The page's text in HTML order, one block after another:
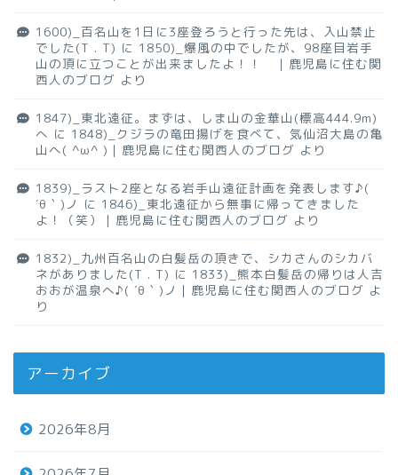
1600)_百名山を1日に3座登ろうと行った先は、入山禁止
でした(T . T) に 1850)_爆風の中でしたが、98座目岩手
山の頂に立つことが出来ましたよ！！ ｜鹿児島に住む関
西人のブログ より
1847)_東北遠征。まずは、しま山の金華山(標高444.9m)
へ に 1848)_クジラの竜田揚げを食べて、気仙沼大島の亀
山へ( ^ω^ )｜鹿児島に住む関西人のブログ より
1839)_ラスト2座となる岩手山遠征計画を発表します♪(
´θ｀)ノ に 1846)_東北遠征から無事に帰ってきました
よ！（笑）｜鹿児島に住む関西人のブログ より
1832)_九州百名山の白髪岳の頂きで、シカさんのシカバ
ネがありました(T . T) に 1833)_熊本白髪岳の帰りは人吉
おおが温泉へ♪( ´θ｀)ノ｜鹿児島に住む関西人のブログ よ
り
アーカイブ
2026年8月